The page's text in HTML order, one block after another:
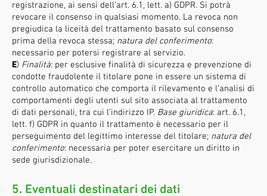
registrazione, ai sensi dell’art. 6.1, lett. a) GDPR. Si potrà
revocare il consenso in qualsiasi momento. La revoca non
pregiudica la liceità del trattamento basato sul consenso
prima della revoca stessa; natura del conferimento:
necessario per potersi registrare al servizio.
E) Finalità: per esclusive finalità di sicurezza e prevenzione di
condotte fraudolente il titolare pone in essere un sistema di
controllo automatico che comporta il rilevamento e l’analisi di
comportamenti degli utenti sul sito associata al trattamento
di dati personali, tra cui l’indirizzo IP. Base giuridica: art. 6.1,
lett. f) GDPR in quanto il trattamento è necessario per il
perseguimento del legittimo interesse del titolare; natura del
conferimento: necessaria per poter esercitare un diritto in
sede giurisdizionale.
5. Eventuali destinatari dei dati